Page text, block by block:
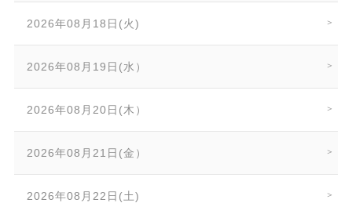
2026年08月18日(火)
2026年08月19日(水）
2026年08月20日(木）
2026年08月21日(金）
2026年08月22日(土)